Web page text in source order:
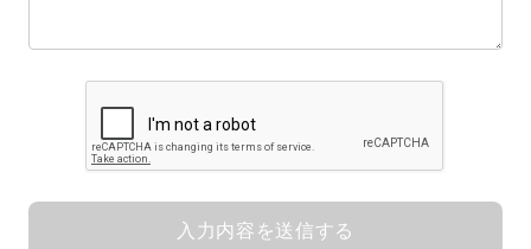
入力内容を送信する